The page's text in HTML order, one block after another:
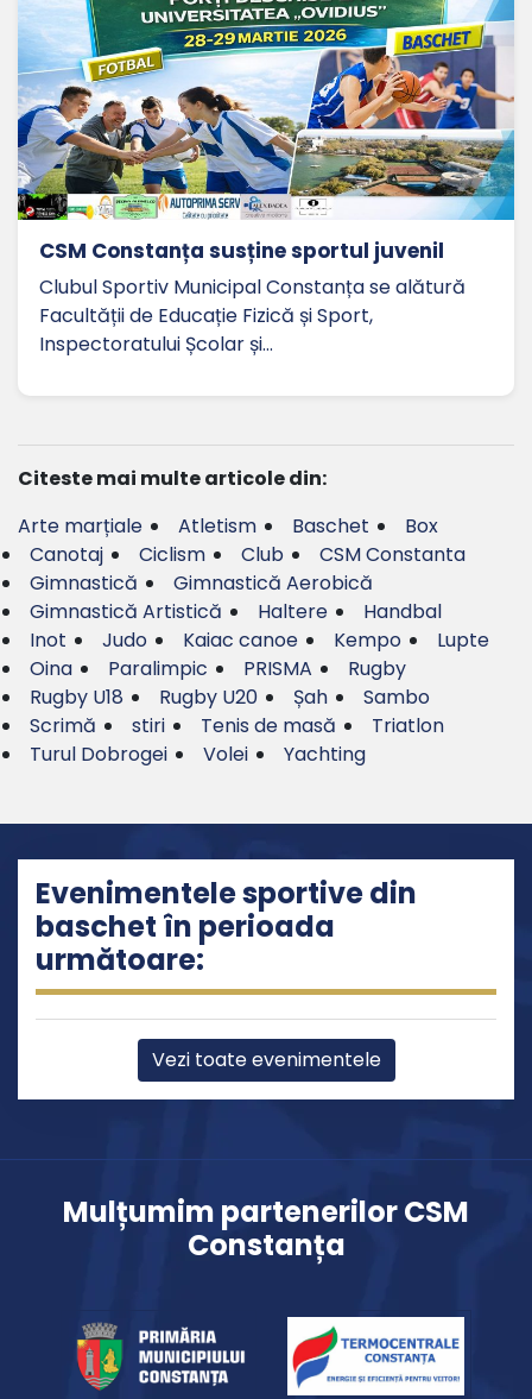
CSM Constanța susține sportul juvenil
Clubul Sportiv Municipal Constanța se alătură
Facultății de Educație Fizică și Sport,
Inspectoratului Școlar și…
Citeste mai multe articole din:
Arte marțiale
Atletism Baschet
Box
Canotaj
Ciclism Club
CSM Constanta
Gimnastică
Gimnastică Aerobică
Gimnastică Artistică
Haltere
Handbal
Inot
Judo Kaiac canoe Kempo
Lupte
Oina
Paralimpic PRISMA
Rugby
Rugby U18
Rugby U20 Șah
Sambo
Scrimă
stiri Tenis de masă
Triatlon
Turul Dobrogei
Volei Yachting
Evenimentele sportive din
baschet în perioada
următoare:
Vezi toate evenimentele
Mulțumim partenerilor CSM
Constanța